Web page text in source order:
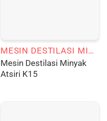
MESIN DESTILASI MINYAK ATSIRI
Mesin Destilasi Minyak
Atsiri K15